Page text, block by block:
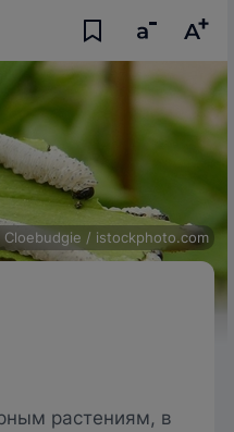
Cloebudgie / istockphoto.com
растениям, в